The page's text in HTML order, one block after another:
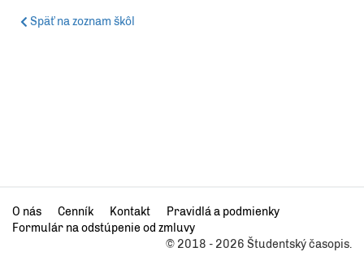
Späť na zoznam škôl
O nás Cenník Kontakt
Pravidlá a podmienky
Formulár na odstúpenie od zmluvy
© 2018 - 2026 Študentský časopis.